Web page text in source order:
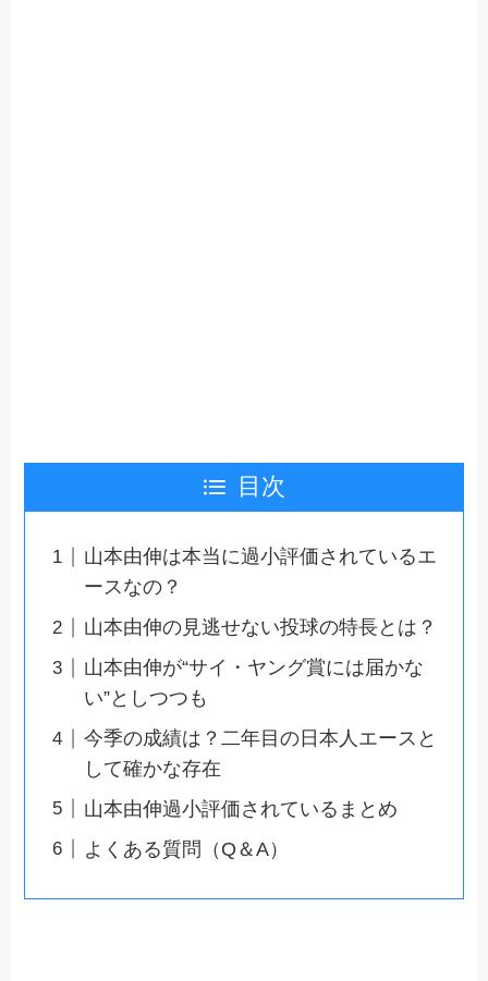
目次
山本由伸は本当に過小評価されているエ
ースなの？
山本由伸の見逃せない投球の特長とは？
山本由伸が“サイ・ヤング賞には届かな
い”としつつも
今季の成績は？二年目の日本人エースと
して確かな存在
山本由伸過小評価されているまとめ
よくある質問（Q＆A）